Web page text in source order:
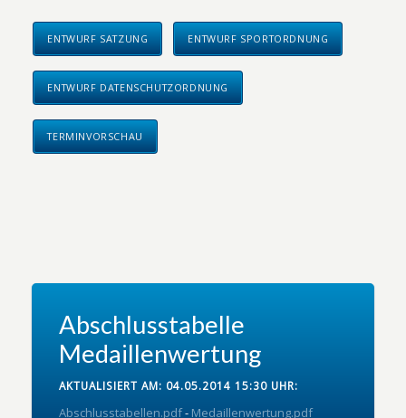
ENTWURF SATZUNG ENTWURF SPORTORDNUNG
ENTWURF DATENSCHUTZORDNUNG
TERMINVORSCHAU
Abschlusstabelle
Medaillenwertung
AKTUALISIERT AM: 04.05.2014 15:30 UHR:
Abschlusstabellen.pdf- Medaillenwertung.pdf